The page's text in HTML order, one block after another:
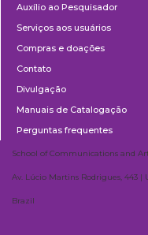
Auxílio ao Pesquisador
Serviços aos usuários
Compras e doações
Contato
Divulgação
Manuais de Catalogação
Perguntas frequentes
School of Communications and
Av. Lúcio Martins Rodrigues, 443 |
Brazil